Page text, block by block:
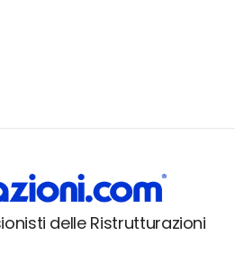
delle Ristrutturazioni